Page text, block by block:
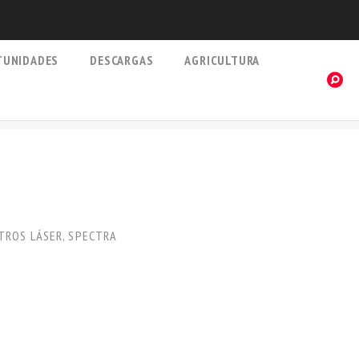
DESCARGAS AGRICULTURA
LÁSER, SPECTRA